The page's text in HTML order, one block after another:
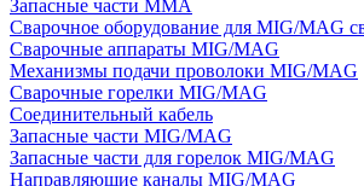
Запасные части MMA
Сварочное оборудование для MIG/MAG
Сварочные аппараты MIG/MAG
Механизмы подачи проволоки MIG/MAG
Сварочные горелки MIG/MAG
Соединительный кабель
Запасные части MIG/MAG
Запасные части для горелок MIG/MAG
Направляющие каналы MIG/MAG